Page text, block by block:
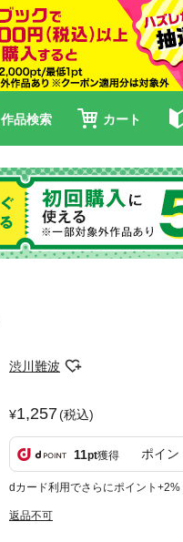
作品検索 カート
渋川難波
1,257(税込)
11pt獲得 ポイン
dカード利用でさらにポイント+2%
返品不可